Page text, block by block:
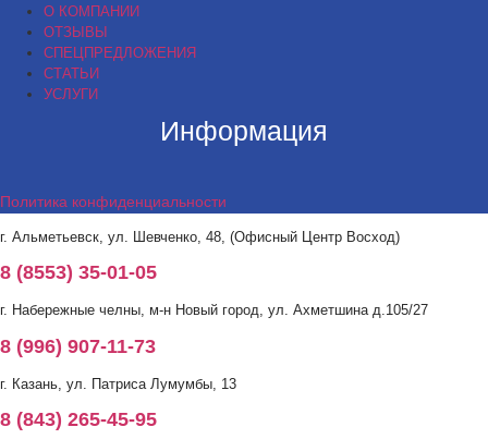
О КОМПАНИИ
ОТЗЫВЫ
СПЕЦПРЕДЛОЖЕНИЯ
СТАТЬИ
УСЛУГИ
Информация
Политика конфиденциальности
г. Альметьевск, ул. Шевченко, 48, (Офисный Центр Восход)
8 (8553) 35-01-05
г. Набережные челны, м-н Новый город, ул. Ахметшина д.105/27
8 (996) 907-11-73
г. Казань, ул. Патриса Лумумбы, 13
8 (843) 265-45-95